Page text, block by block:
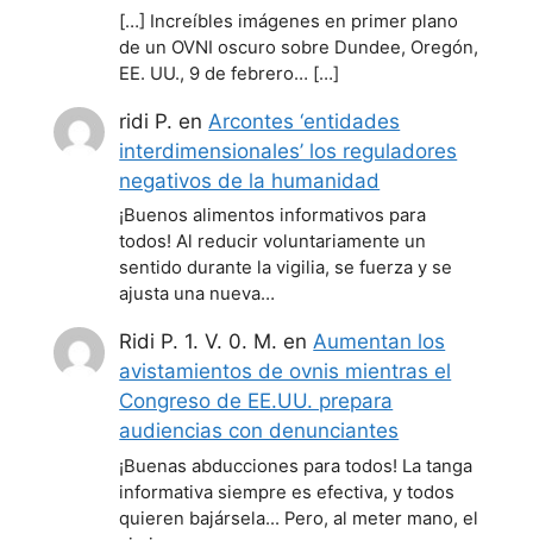
[…] Increíbles imágenes en primer plano
de un OVNI oscuro sobre Dundee, Oregón,
EE. UU., 9 de febrero… […]
ridi P. en Arcontes ‘entidades
interdimensionales’ los reguladores
negativos de la humanidad
¡Buenos alimentos informativos para
todos! Al reducir voluntariamente un
sentido durante la vigilia, se fuerza y se
ajusta una nueva…
Ridi P. 1. V. 0. M. enAumentan los
avistamientos de ovnis mientras el
Congreso de EE.UU. prepara
audiencias con denunciantes
¡Buenas abducciones para todos! La tanga
informativa siempre es efectiva, y todos
quieren bajársela... Pero, al meter mano, el